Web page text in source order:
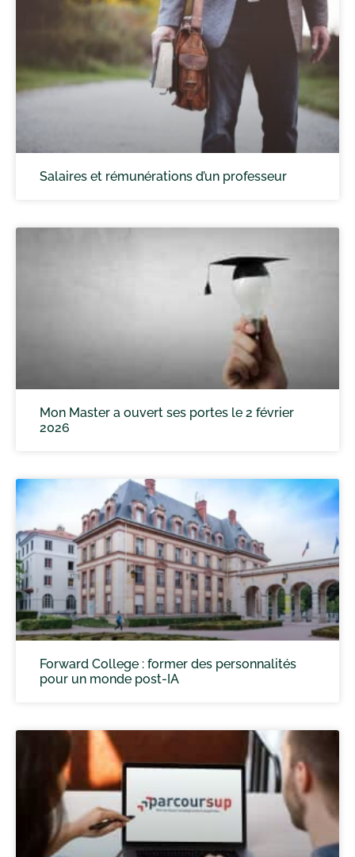
Salaires et rémunérations d’un professeur
Mon Master a ouvert ses portes le 2 février
2026
Forward College : former des personnalités
pour un monde post-IA